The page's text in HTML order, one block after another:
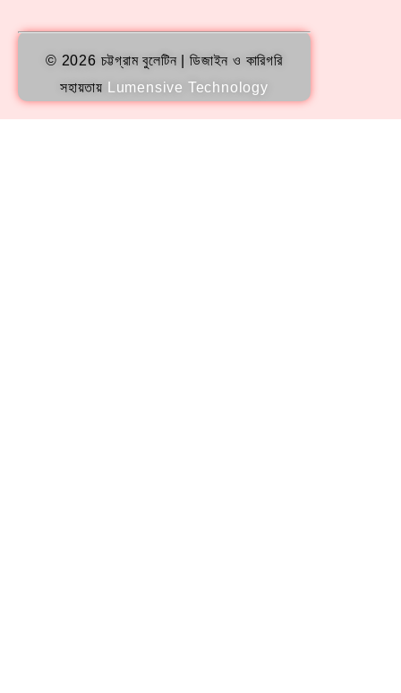
© 2026 চট্টগ্রাম বুলেটিন | ডিজাইন ও কারিগরি
সহায়তায়
Lumensive Technology